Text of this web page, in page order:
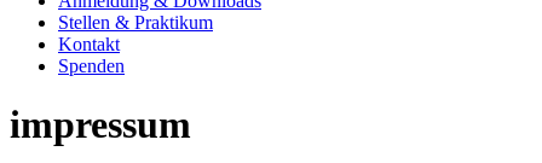
Stellen & Praktikum
Kontakt
Spenden
impressum